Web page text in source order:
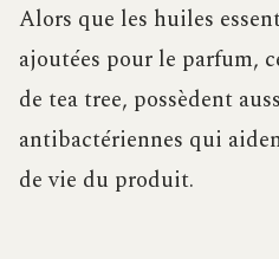
Alors que les huiles
ajoutées pour le parfum,
de tea tree, possèdent
antibactériennes qui
de vie du produit.